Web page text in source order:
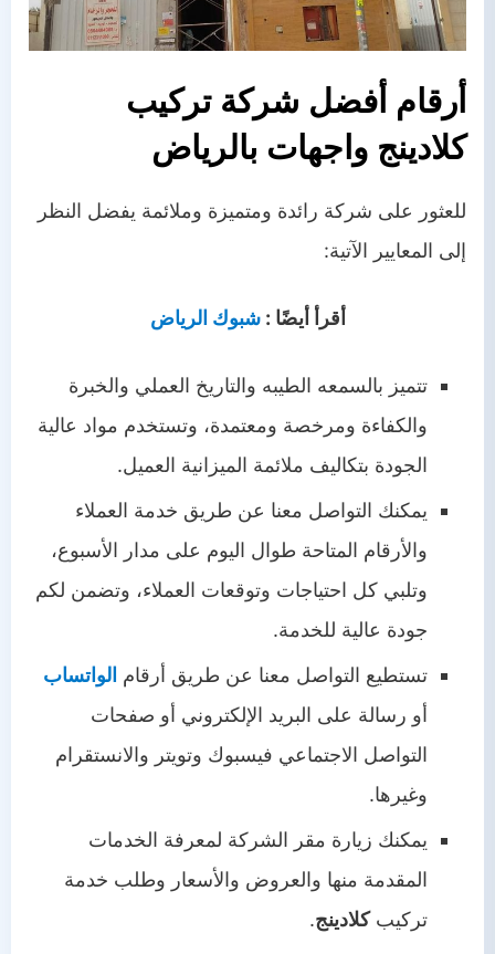
أرقام أفضل شركة تركيب
كلادينج واجهات بالرياض
للعثور على شركة رائدة ومتميزة وملائمة يفضل النظر
إلى المعايير الآتية:
أقرأ أيضًا :شبوك الرياض
تتميز بالسمعه الطيبه والتاريخ العملي والخبرة
والكفاءة ومرخصة ومعتمدة، وتستخدم مواد عالية
الجودة بتكاليف ملائمة الميزانية العميل.
يمكنك التواصل معنا عن طريق خدمة العملاء
والأرقام المتاحة طوال اليوم على مدار الأسبوع،
وتلبي كل احتياجات وتوقعات العملاء، وتضمن لكم
جودة عالية للخدمة.
تستطيع التواصل معنا عن طريق أرقام الواتساب
أو رسالة على البريد الإلكتروني أو صفحات
التواصل الاجتماعي فيسبوك وتويتر والانستقرام
وغيرها.
يمكنك زيارة مقر الشركة لمعرفة الخدمات
المقدمة منها والعروض والأسعار وطلب خدمة
تركيبكلادينج.